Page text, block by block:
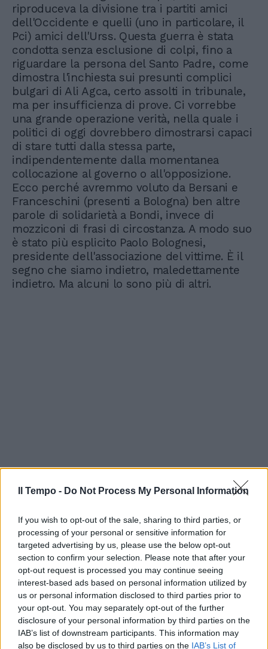
Il Tempo - Do Not Process My Personal Information
If you wish to opt-out of the sale, sharing to third parties, or
processing of your personal or sensitive information for
targeted advertising by us, please use the below opt-out
section to confirm your selection. Please note that after your
opt-out request is processed you may continue seeing
interest-based ads based on personal information utilized by
us or personal information disclosed to third parties prior to
your opt-out. You may separately opt-out of the further
disclosure of your personal information by third parties on the
IAB’s list of downstream participants. This information may
also be disclosed by us to third parties on the IAB’s List of
riproduceva la divisione tra i partiti amici
dell'Occidente e quelli (uno in particolare, il
Pci) amici dell'Urss. Questa guerra è stata
condotta senza esclusione di colpi, fino a
riguardare la persona del Santo Padre, come
dimostra l'inchiesta sui presunti complici
bulgari di Ali Agca, certo assolti in tribunale,
ma per insufficienza di prove. Ci vorrebbe
una grande operazione verità, nella quale i
politici di oggi dovrebbero dimostrarsi capaci
di stare tutti dalla stessa parte,
indipendentemente dalla momentanea
collocazione al governo o all'opposizione.
Ecco perché avremmo voluto da Bersani e
Franceschini (presenti a Bologna) ben altre
parole di solidarietà a Bondi, invece di
mozziconi di frasi di circostanza. A modo suo
è stato più esplicito Paolo Bolognesi,
presidente dell'associazione del vittime. È il
segno che siamo indietro, maledettamente
indietro. Ma alcuni lo sono più di altri.
In evidenza